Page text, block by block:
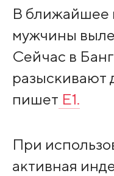
В ближайшее
мужчины
Сейчас в
разыскивают
пишет E1.
При
активная